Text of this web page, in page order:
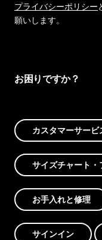
プライバシーポリシー
願いします。
お困りですか？
カスタマーサービ
サイズチャート・
お手入れと修理
サインイン